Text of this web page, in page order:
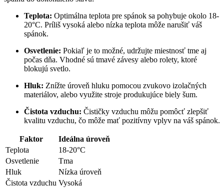
Teplota: ‍Optimálna teplota pre spánok sa pohybuje​ okolo 18-
20°C. Príliš vysoká alebo nízka teplota môže narušiť váš
spánok.
Osvetlenie: Pokiaľ je⁣ to možné, udržujte ‌miestnosť⁣ tme aj
počas dňa. Vhodné sú tmavé závesy alebo rolety, ktoré
blokujú svetlo.
Hluk: Znížte úroveň⁢ hluku pomocou zvukovo izolačných
materiálov, alebo‌ využite stroje produkujúce biely šum.
Čistota vzduchu: Čističky vzduchu môžu pomôcť ⁤zlepšiť
kvalitu vzduchu, čo môže mať pozitívny vplyv⁤ na váš spánok.
Faktor
Ideálna úroveň
Teplota
18-20°C
Osvetlenie
Tma
Hluk
Nízka úroveň
Čistota vzduchu Vysoká